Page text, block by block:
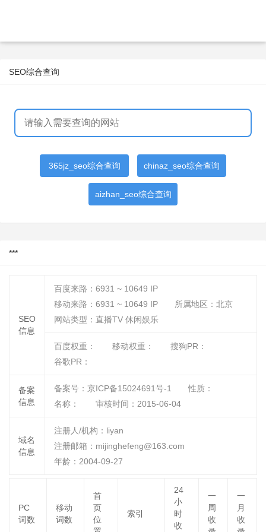
SEO综合查询
365jz_seo综合查询 chinaz_seo综合查询
aizhan_seo综合查询
***
SEO
信息
百度来路： 6931 ~ 10649 IP
移动来路： 6931 ~ 10649 IP
所属地区：北京
网站类型：直播TV 休闲娱乐
百度权重：
移动权重：
搜狗PR：
备案
信息
备案号：京ICP备15024691号-1
性质：
名称：
审核时间： 2015-06-04
域名
信息
注册人/机构：liyan
注册邮箱：mijinghefeng@163.com
年龄：2004-09-27
PC
词数
移动
词数
首
页
位
索引
24
小
时
收
一
周
收
一
月
收